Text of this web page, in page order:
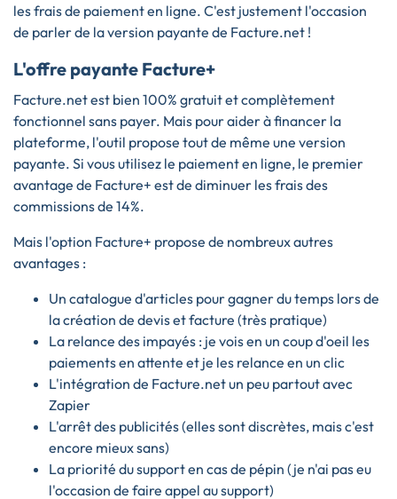
les frais de paiement en ligne. C'est justement l'occasion
de parler de la version payante de Facture.net !
L'offre payante Facture+
Facture.net est bien 100% gratuit et complètement
fonctionnel sans payer. Mais pour aider à financer la
plateforme, l'outil propose tout de même une version
payante. Si vous utilisez le paiement en ligne, le premier
avantage de Facture+ est de diminuer les frais des
commissions de 14%.
Mais l'option Facture+ propose de nombreux autres
avantages :
Un catalogue d'articles pour gagner du temps lors de
la création de devis et facture (très pratique)
La relance des impayés : je vois en un coup d'oeil les
paiements en attente et je les relance en un clic
L'intégration de Facture.net un peu partout avec
Zapier
L'arrêt des publicités (elles sont discrètes, mais c'est
encore mieux sans)
La priorité du support en cas de pépin (je n'ai pas eu
l'occasion de faire appel au support)